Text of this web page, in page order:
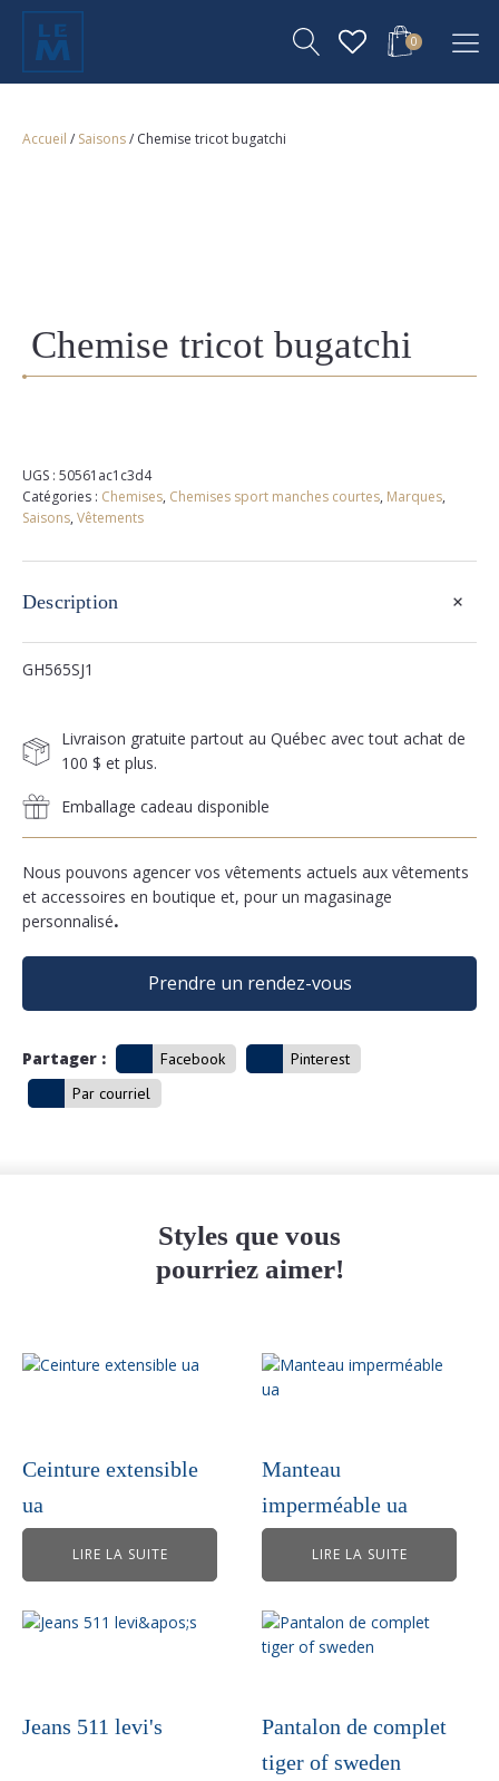
0
Accueil / Saisons/ Chemise tricot bugatchi
Chemise tricot bugatchi
UGS : 50561ac1c3d4
Catégories : Chemises, Chemises sport manches courtes, Marques,
Saisons, Vêtements
Description +
GH565SJ1
Livraison gratuite partout au Québec avec tout achat de
100 $ et plus.
Emballage cadeau disponible
Nous pouvons agencer vos vêtements actuels aux vêtements
et accessoires en boutique et, pour un magasinage
personnalisé.
Prendre un rendez-vous
Partager : Facebook
Pinterest
Par courriel
Styles que vous
pourriez aimer!
Ceinture extensible
ua
LIRE LA SUITE
Manteau
imperméable ua
LIRE LA SUITE
Jeans 511 levi's
Pantalon de complet
tiger of sweden
Ce
produit
variations.
options